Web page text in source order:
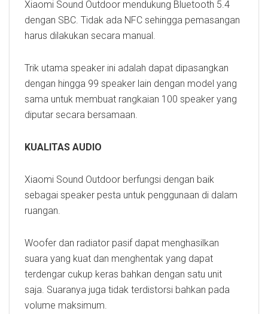
Xiaomi Sound Outdoor mendukung Bluetooth 5.4
dengan SBC. Tidak ada NFC sehingga pemasangan
harus dilakukan secara manual.
Trik utama speaker ini adalah dapat dipasangkan
dengan hingga 99 speaker lain dengan model yang
sama untuk membuat rangkaian 100 speaker yang
diputar secara bersamaan.
KUALITAS AUDIO
Xiaomi Sound Outdoor berfungsi dengan baik
sebagai speaker pesta untuk penggunaan di dalam
ruangan.
Woofer dan radiator pasif dapat menghasilkan
suara yang kuat dan menghentak yang dapat
terdengar cukup keras bahkan dengan satu unit
saja. Suaranya juga tidak terdistorsi bahkan pada
volume maksimum.